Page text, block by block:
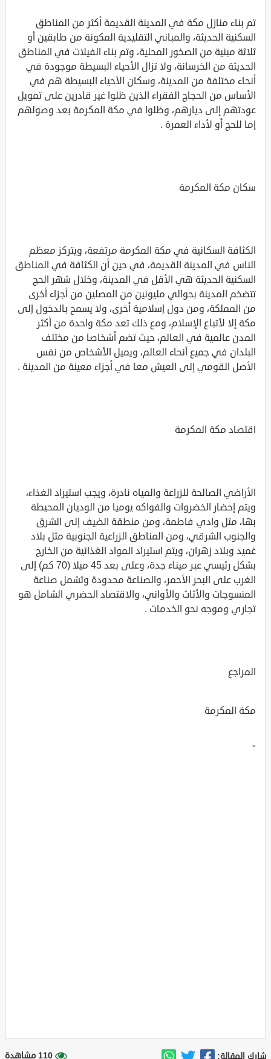
تم بناء منازل مكة في المدينة القديمة أكثر من المناطق
السكنية الحديثة، والمباني التقليدية المكونة من طابقين أو
ثلاثة مبنية من الصخور المحلية، وتم بناء الفيلات في المناطق
الحديثة من الخرسانة، ولا تزال الأحياء البسيطة موجودة في
أنحاء مختلفة من المدينة، وسكان الأحياء البسيطة هم في
الأساس من الحجاج الفقراء الذين ظلوا غير قادرين على تمويل
عودتهم إلى ديارهم، وظلوا في مكة المكرمة بعد وصولهم
إما للحج أو لأداء العمرة .
سكان مكة المكرمة
الكثافة السكانية في مكة المكرمة مرتفعة، ويتركز معظم
الناس في المدينة القديمة، في حين أن الكثافة في المناطق
السكنية الحديثة هي الأقل في المدينة، وخلال شهر الحج
تتضخم المدينة بحوالي مليونين من المصلين من أجزاء أخرى
من المملكة، ومن دول إسلامية أخرى، ولا يسمح بالدخول إلى
مكة إلا لأتباع الإسلام، ومع ذلك تعد مكة واحدة من أكثر
المدن عالمية في العالم، حيث تضم أشخاصا من مختلف
البلدان في جميع أنحاء العالم، ويميل الأشخاص من نفس
الأصل القومي إلى العيش معا في أجزاء معينة من المدينة .
اقتصاد مكة المكرمة
الأراضي الصالحة للزراعة والمياه نادرة، ويجب استيراد الغذاء،
ويتم إحضار الخضروات والفواكه يوميا من الوديان المحيطة
بها، مثل وادي فاطمة، ومن منطقة الضيف إلى الشرق
والجنوب الشرقي، ومن المناطق الزراعية الجنوبية مثل بلاد
غميد وبلاد زهران، ويتم استيراد المواد الغذائية من الخارج
بشكل رئيسي عبر ميناء جدة، وعلى بعد 45 ميلا (70 كم) إلى
الغرب على البحر الأحمر، والصناعة محدودة وتشمل صناعة
المنسوجات والأثاث والأواني، والاقتصاد الحضري الشامل هو
تجاري وموجه نحو الخدمات .
المراجع
مكة المكرمة
"
شارك المقالة: 110 مشاهدة